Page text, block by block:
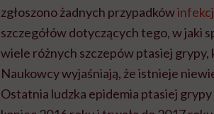
zgłoszono żadnych przypadków
szczegółów dotyczących tego, w jaki
wiele różnych szczepów ptasiej grypy,
Naukowcy wyjaśniają, że istnieje
Ostatnia ludzka epidemia ptasiej